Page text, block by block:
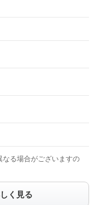
なし
トカメラ
なし
る場合がございますの
く見る